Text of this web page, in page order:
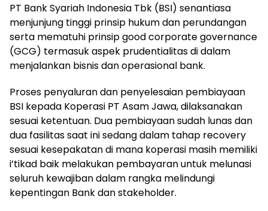
PT Bank Syariah Indonesia Tbk (BSI) senantiasa
menjunjung tinggi prinsip hukum dan perundangan
serta mematuhi prinsip good corporate governance
(GCG) termasuk aspek prudentialitas di dalam
menjalankan bisnis dan operasional bank.
Proses penyaluran dan penyelesaian pembiayaan
BSI kepada Koperasi PT Asam Jawa, dilaksanakan
sesuai ketentuan. Dua pembiayaan sudah lunas dan
dua fasilitas saat ini sedang dalam tahap recovery
sesuai kesepakatan di mana koperasi masih memiliki
i’tikad baik melakukan pembayaran untuk melunasi
seluruh kewajiban dalam rangka melindungi
kepentingan Bank dan stakeholder.